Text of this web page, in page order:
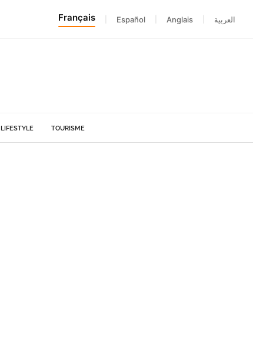
Français Español Anglais العربية
LIFESTYLE TOURISME